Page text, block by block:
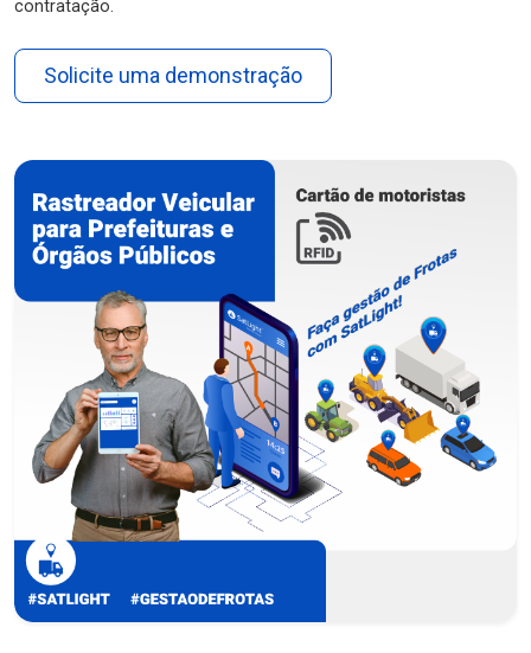
contratação.
Solicite uma demonstração